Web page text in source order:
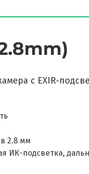
с EXIR-
2.8 мм
ИК-подсветка,